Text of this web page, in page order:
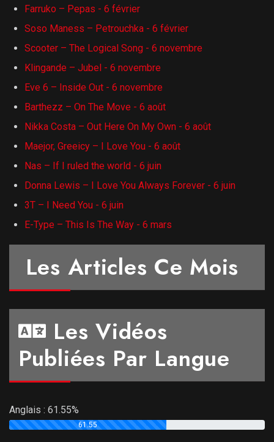
Farruko – Pepas - 6 février
Soso Maness – Petrouchka - 6 février
Scooter – The Logical Song - 6 novembre
Klingande – Jubel - 6 novembre
Eve 6 – Inside Out - 6 novembre
Barthezz – On The Move - 6 août
Nikka Costa – Out Here On My Own - 6 août
Maejor, Greeicy – I Love You - 6 août
Nas – If I ruled the world - 6 juin
Donna Lewis – I Love You Always Forever - 6 juin
3T – I Need You - 6 juin
E-Type – This Is The Way - 6 mars
Les Articles Ce Mois
Les Vidéos
Publiées Par Langue
Anglais : 61.55%
61.55